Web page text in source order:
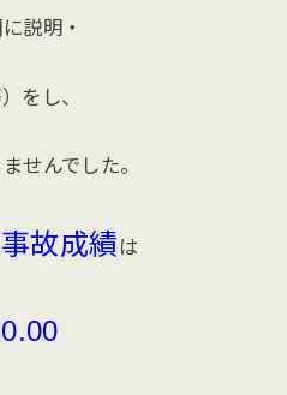
説明・
をし、
せんでした。
故成績 は